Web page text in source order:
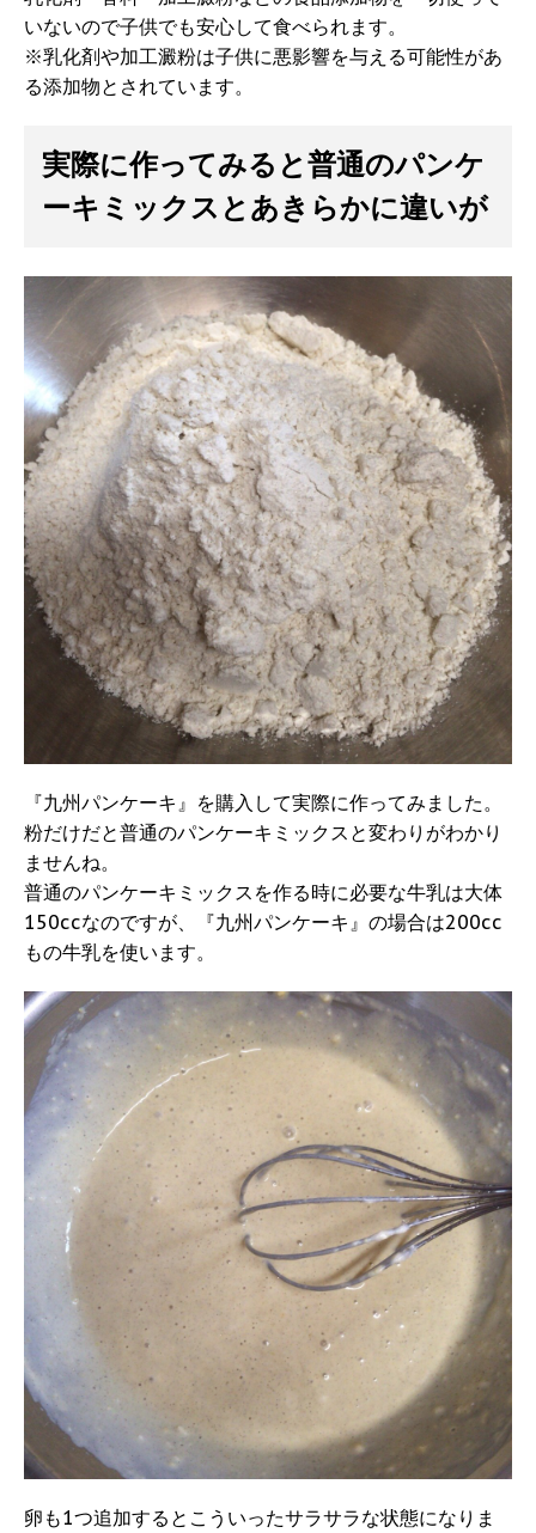
いないので子供でも安心して食べられます。
※乳化剤や加工澱粉は子供に悪影響を与える可能性があ
る添加物とされています。
実際に作ってみると普通のパンケ
ーキミックスとあきらかに違いが
『九州パンケーキ』を購入して実際に作ってみました。
粉だけだと普通のパンケーキミックスと変わりがわかり
ませんね。
普通のパンケーキミックスを作る時に必要な牛乳は大体
150ccなのですが、『九州パンケーキ』の場合は200cc
もの牛乳を使います。
卵も1つ追加するとこういったサラサラな状態になりま